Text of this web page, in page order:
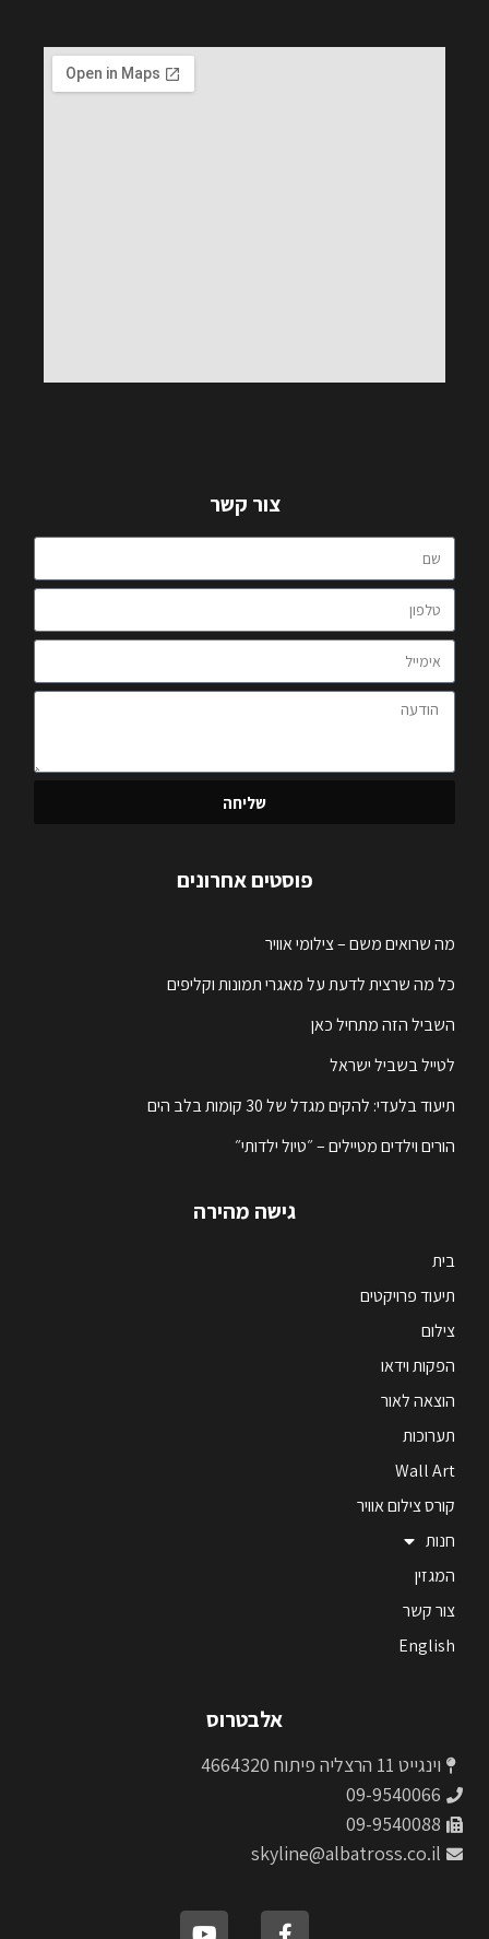
צור קשר
שליחה
פוסטים אחרונים
מה שרואים משם – צילומי אוויר
כל מה שרצית לדעת על מאגרי תמונות וקליפים
השביל הזה מתחיל כאן
לטייל בשביל ישראל
תיעוד בלעדי: להקים מגדל של 30 קומות בלב הים
הורים וילדים מטיילים – ״טיול ילדותי״
גישה מהירה
בית
תיעוד פרויקטים
צילום
הפקות וידאו
הוצאה לאור
תערוכות
Wall Art
קורס צילום אוויר
חנות
המגזין
צור קשר
English
אלבטרוס
וינגייט 11 הרצליה פיתוח 4664320
09-9540066
09-9540088
skyline@albatross.co.il